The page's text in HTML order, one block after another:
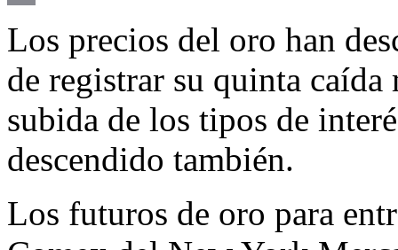
Los precios del oro han
de registrar su quinta caída
subida de los tipos de
descendido también.
Los futuros de oro para